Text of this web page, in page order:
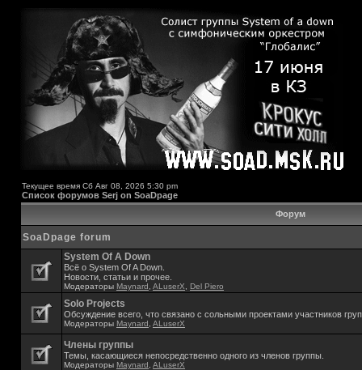
Текущее время Сб Авг 08, 2026 5:30 pm
Список форумов Serj on SoaDpage
Форум
SoaDpage forum
System Of A Down
Всё о System Of A Down.
Новости, статьи и прочее.
Модераторы Maynard ALuserX Del Piero
Solo Projects
Обсуждение всего, что связано с сольными проектами участников
Модераторы Maynard ALuserX
Члены группы
Темы, касающиеся непосредственно одного из членов группы.
Модераторы Maynard ALuserX